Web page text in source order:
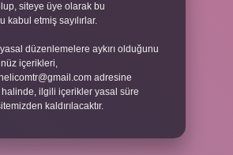
siteye üye olarak bu
kabul etmiş sayılırlar.
düzenlemelere aykırı olduğunu
içerikleri,
adresine
ilgili içerikler yasal süre
kaldırılacaktır.